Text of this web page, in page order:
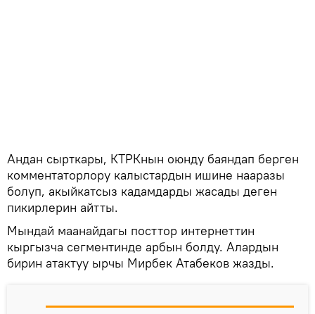
Андан сырткары, КТРКнын оюнду баяндап берген
комментаторлору калыстардын ишине нааразы
болуп, акыйкатсыз кадамдарды жасады деген
пикирлерин айтты.
Мындай маанайдагы посттор интернеттин
кыргызча сегментинде арбын болду. Алардын
бирин атактуу ырчы Мирбек Атабеков жазды.